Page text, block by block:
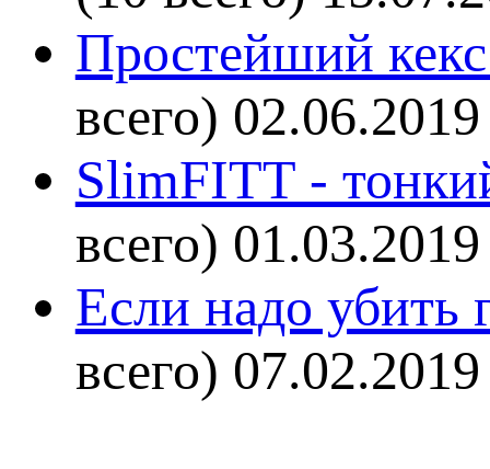
Простейший кекс
всего) 02.06.2019
SlimFITT -
всего) 01.03.2019
Если надо убить
всего) 07.02.2019